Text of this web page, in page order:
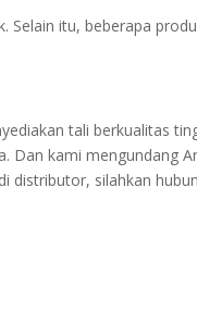
Selain itu, beberapa
tali berkualitas
Dan kami mengundang
distributor, silahkan